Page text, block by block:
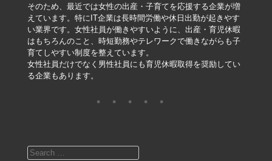
そのため、最近では女性の出産・子育てを応援する企業が増
えています。特にIT企業は長時間労働や休日出勤が起きやす
い業界です。女性社員が働きやすいように、出産・育児休暇
はもちろんのこと、時短勤務やテレワークで働きながらも子
育てしやすい制度を整えています。
女性社員だけでなく男性社員にも育児休暇取得を奨励してい
る企業もあります。
Search